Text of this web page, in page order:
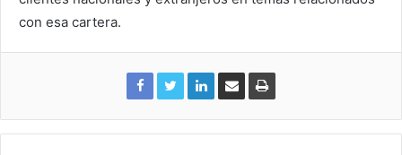
con esa cartera.